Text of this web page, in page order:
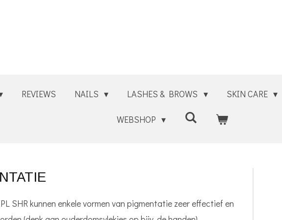
REVIEWS NAILS LASHES & BROWS SKIN CARE
WEBSHOP
SHR kunnen enkele vormen van pigmentatie zeer effectief en